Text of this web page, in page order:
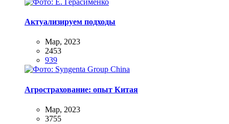
Актуализируем подходы
Мар, 2023
2453
939
Агрострахование: опыт Китая
Мар, 2023
3755